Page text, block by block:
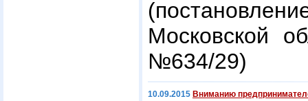
Московской
№634/29)
10.09.2015 Вниманию